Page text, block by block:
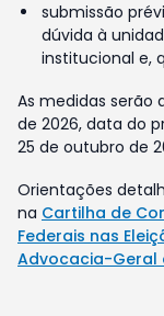
submissão
dúvida à
institucional e,
As medidas serão
de 2026, data do
25 de outubro de
Orientações
na Cartilha de
Federais nas
Advocacia-Geral